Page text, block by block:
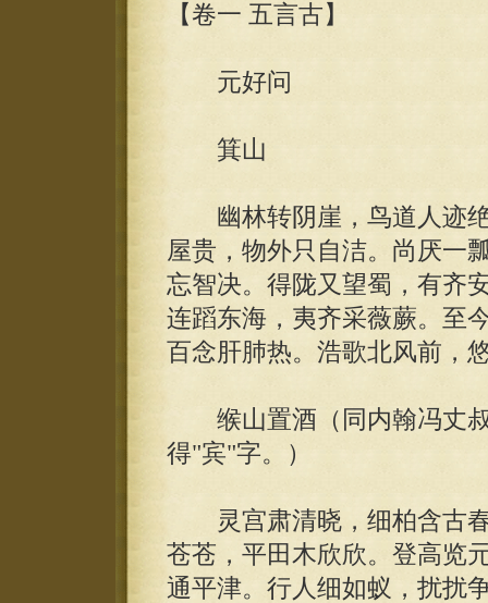
【卷一 五言古】
元好问
箕山
幽林转阴崖，鸟道人迹绝
屋贵，物外只自洁。尚厌一
忘智决。得陇又望蜀，有齐
连蹈东海，夷齐采薇蕨。至
百念肝肺热。浩歌北风前，
缑山置酒（同内翰冯丈叔
得"宾"字。）
灵宫肃清晓，细柏含古春
苍苍，平田木欣欣。登高览
通平津。行人细如蚁，扰扰